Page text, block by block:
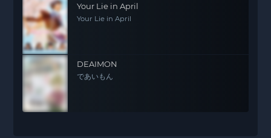
Your Lie in April
Your Lie in April
DEAIMON
であいもん